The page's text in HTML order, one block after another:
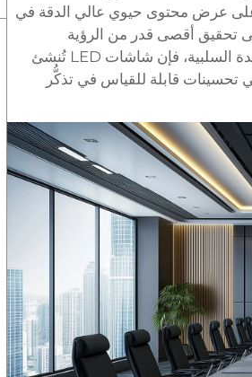
على عرض محتوى حيوي عالي الدقة في
تحقيق أقصى قدر من الرؤية
والتفاعل. وعلى عكس وسائط الإعلان التقليدية التي تعتمد على المشاهدة السلبية، فإن شاشات LED تُنشئ
تحسينات قابلة للقياس في تذكُّر